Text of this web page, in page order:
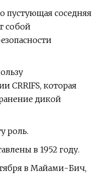
пустующая соседняя
собой
CRRIFS, которая
дикой
роль.
в 1952 году.
в Майами-Бич,